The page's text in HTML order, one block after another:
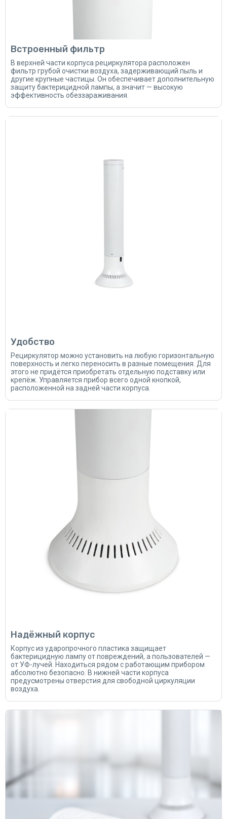
Встроенный фильтр
В верхней части корпуса рециркулятора расположен
фильтр грубой очистки воздуха, задерживающий пыль и
другие крупные частицы. Он обеспечивает дополнительную
защиту бактерицидной лампы, а значит — высокую
эффективность обеззараживания.
Удобство
Рециркулятор можно установить на любую горизонтальную
поверхность и легко переносить в разные помещения. Для
этого не придётся приобретать отдельную подставку или
крепёж. Управляется прибор всего одной кнопкой,
расположенной на задней части корпуса.
Надёжный корпус
Корпус из ударопрочного пластика защищает
бактерицидную лампу от повреждений, а пользователей —
от УФ-лучей. Находиться рядом с работающим прибором
абсолютно безопасно. В нижней части корпуса
предусмотрены отверстия для свободной циркуляции
воздуха.